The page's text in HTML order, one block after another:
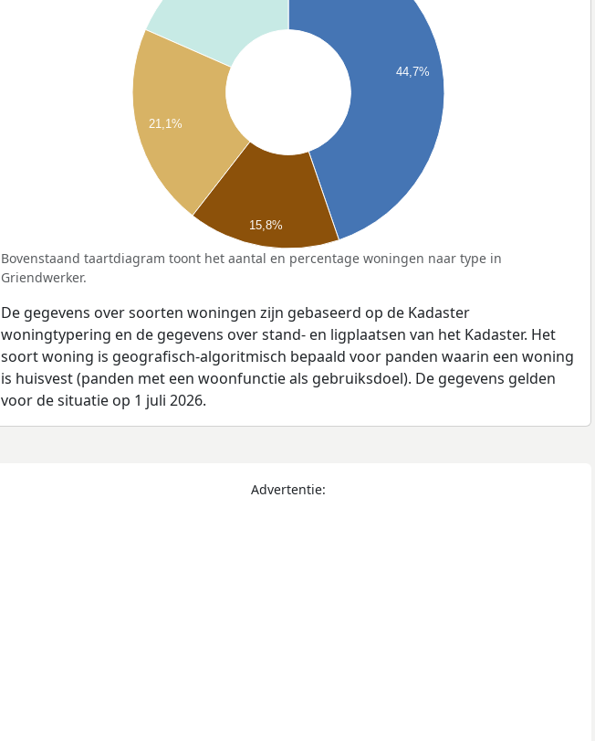
44,7%
21,1%
15,8%
Bovenstaand taartdiagram toont het aantal en percentage woningen naar type in
Griendwerker.
De gegevens over soorten woningen zijn gebaseerd op de Kadaster
woningtypering en de gegevens over stand- en ligplaatsen van het Kadaster. Het
soort woning is geografisch-algoritmisch bepaald voor panden waarin een woning
is huisvest (panden met een woonfunctie als gebruiksdoel). De gegevens gelden
voor de situatie op 1 juli 2026.
Advertentie: